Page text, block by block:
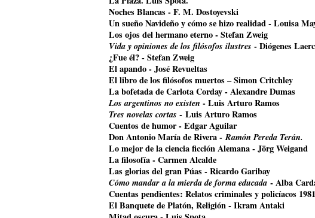
Noches Blancas - F. M. Dostoyevski
Un sueño Navideño y cómo se hizo realidad - Louisa
Los ojos del hermano eterno - Stefan Zweig
Vida y opiniones de los filósofos ilustres - Diógenes
¿Fue él? - Stefan Zweig
El apando - José Revueltas
El libro de los filósofos muertos – Simon Critchley
La bofetada de Carlota Corday - Alexandre Dumas
Los argentinos no existen - Luis Arturo Ramos
Tres novelas cortas - Luis Arturo Ramos
Cuentos de humor - Edgar Aguilar
Don Antonio María de Rivera -Ramón Pereda Terán.
Lo mejor de la ciencia ficción Alemana - Jörg Weigand
La filosofía - Carmen Alcalde
Las glorias del gran Púas - Ricardo Garibay
Cómo mandar a la mierda de forma educada - Alba
Cuentas pendientes: Relatos criminales y policíacos
El Banquete de Platón, Religión - Ikram Antaki